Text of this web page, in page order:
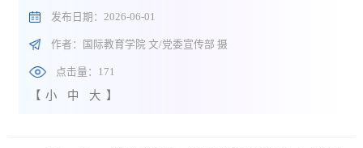
发布日期：2026-06-01
作者：国际教育学院 文/党委宣传部 摄
点击量： 171
【 小 中 大 】